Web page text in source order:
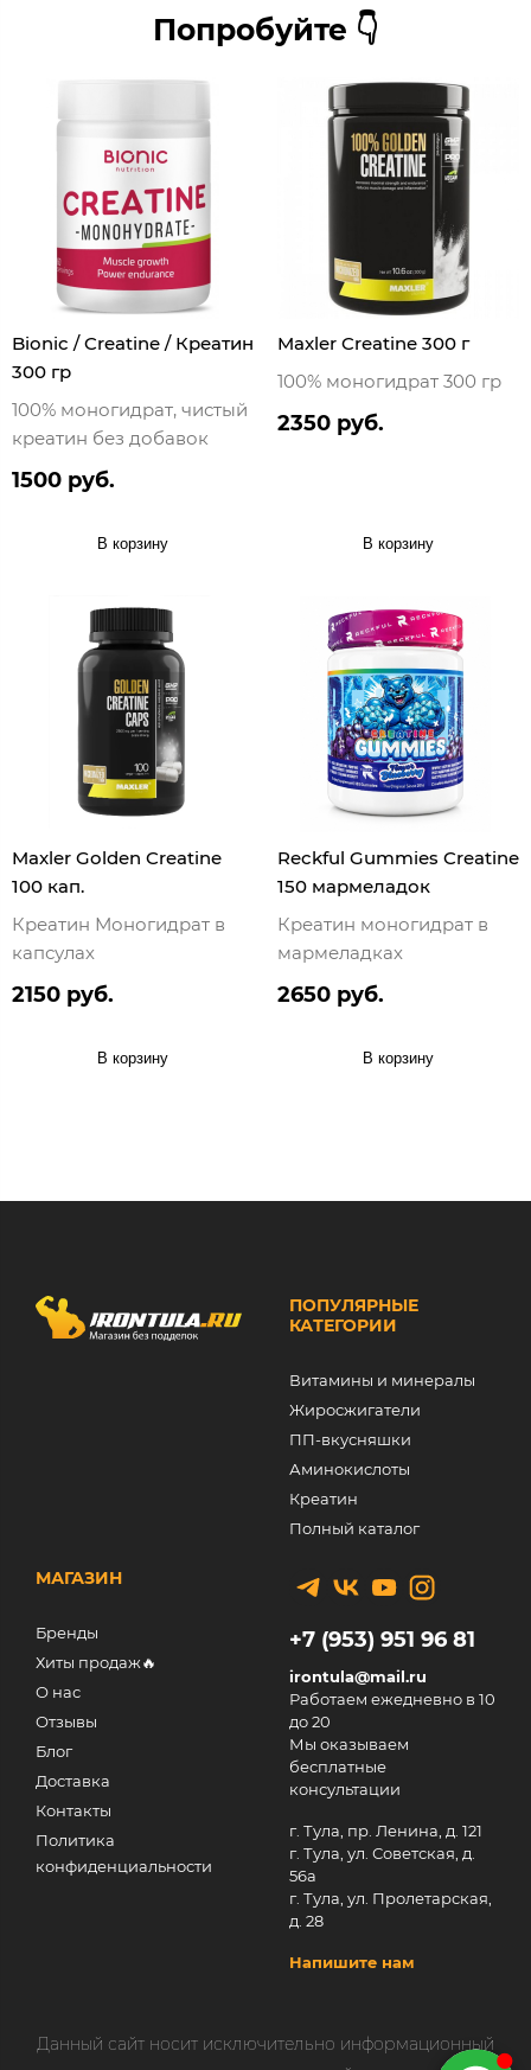
Попробуйте 👇
Bionic / Creatine / Креатин
300 гр
100% моногидрат, чистый
креатин без добавок
1500 руб.
В корзину
Maxler Creatine 300 г
100% моногидрат 300 гр
2350 руб.
В корзину
Maxler Golden Creatine
100 кап.
Креатин Моногидрат в
капсулах
2150 руб.
В корзину
Reckful Gummies Creatine
150 мармеладок
Креатин моногидрат в
мармеладках
2650 руб.
В корзину
ПОПУЛЯРНЫЕ
КАТЕГОРИИ
Витамины и минералы
Жиросжигатели
ПП-вкусняшки
Аминокислоты
Креатин
Полный каталог
МАГАЗИН
Бренды
Хиты продаж🔥
О нас
Отзывы
Блог
Доставка
Контакты
Политика
конфиденциальности
+7 (953) 951 96 81
irontula@mail.ru
Работаем ежедневно в 10
до 20
Мы оказываем
бесплатные
консультации
г. Тула, пр. Ленина, д. 121
г. Тула, ул. Советская, д.
56а
г. Тула, ул. Пролетарская,
д. 28
Напишите нам
Данный сайт носит исключительно информационный